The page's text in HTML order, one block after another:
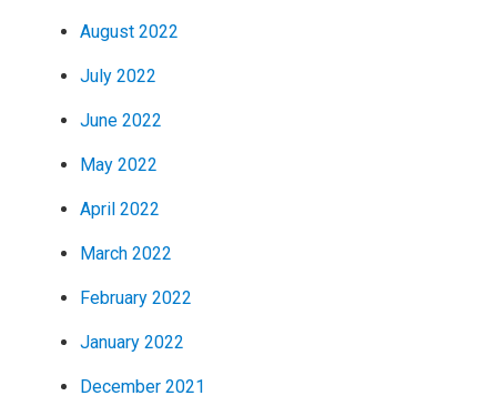
August 2022
July 2022
June 2022
May 2022
April 2022
March 2022
February 2022
January 2022
December 2021